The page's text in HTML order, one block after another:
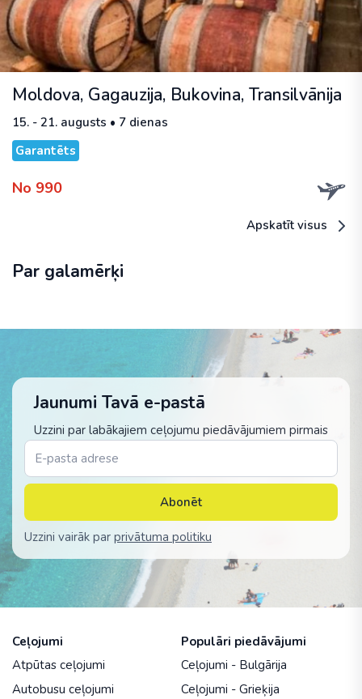
Moldova, Gagauzija, Bukovina, Transilvānija
15. - 21. augusts • 7 dienas
Garantēts
No 990
Apskatīt visus
Par galamērķi
Jaunumi Tavā e-pastā
Uzzini par labākajiem ceļojumu piedāvājumiem pirmais
Abonēt
Uzzini vairāk par privātuma politiku
Ceļojumi
Atpūtas ceļojumi
Autobusu ceļojumi
Populāri piedāvājumi
Ceļojumi - Bulgārija
Ceļojumi - Grieķija